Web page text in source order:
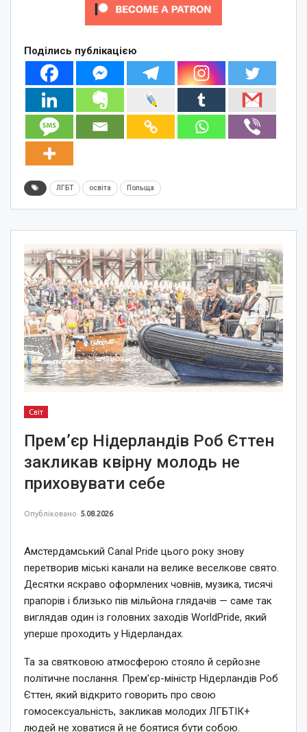
Поділись публікацією
ЛГБТ освіта Польща
Світ
Прем’єр Нідерландів Роб Єттен
закликав квірну молодь не
приховувати себе
Опубліковано 5.08.2026
Амстердамський Canal Pride цього року знову
перетворив міські канали на велике веселкове свято.
Десятки яскраво оформлених човнів, музика, тисячі
прапорів і близько пів мільйона глядачів — саме так
виглядав один із головних заходів WorldPride, який
уперше проходить у Нідерландах.
Та за святковою атмосферою стояло й серйозне
політичне послання. Прем’єр-міністр Нідерландів Роб
Єттен, який відкрито говорить про свою
гомосексуальність, закликав молодих ЛГБТІК+
людей не ховатися й не боятися бути собою.